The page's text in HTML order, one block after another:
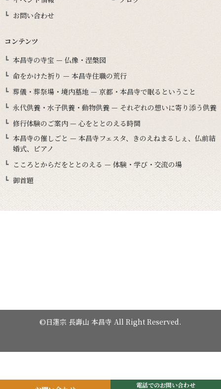
電話でのお問い合わせ
お問い合わせ
コンテンツ
本昌寺の寺宝 — 仏像・涅槃図
命をかけた祈り — 本昌寺住職の荒行
葬儀・葬祭場・境内墓地 — 京都・本昌寺で眠るということ
永代供養・水子供養・動物供養 — それぞれの想いに寄り添う供養
修行体験のご案内 — 心をととのえる時間
本昌寺の催しごと — 本昌寺フェスタ、きのえねまるしぇ、仏前結
婚式、ピアノ
こころとからだをととのえる — 体験・学び・交流の場
御首題
©日蓮宗 長壽山 本昌寺 All Right Reserved.